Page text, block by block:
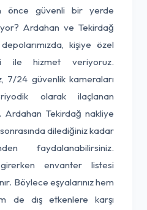
önce güvenli bir yerde
Ardahan ve Tekirdağ
kişiye özel
ile hizmet veriyoruz.
7/24 güvenlik kameraları
olarak ilaçlanan
Ardahan Tekirdağ nakliye
dilediğiniz kadar
faydalanabilirsiniz.
envanter listesi
Böylece eşyalarınız hem
de dış etkenlere karşı